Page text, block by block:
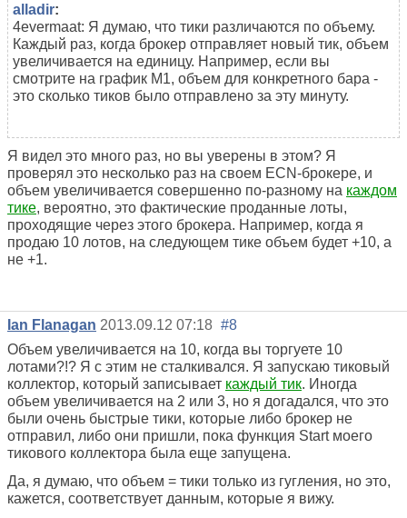
alladir:
4evermaat: Я думаю, что тики различаются по объему.
Каждый раз, когда брокер отправляет новый тик, объем
увеличивается на единицу. Например, если вы
смотрите на график M1, объем для конкретного бара -
это сколько тиков было отправлено за эту минуту.
Я видел это много раз, но вы уверены в этом? Я
проверял это несколько раз на своем ECN-брокере, и
объем увеличивается совершенно по-разному на каждом
тике, вероятно, это фактические проданные лоты,
проходящие через этого брокера. Например, когда я
продаю 10 лотов, на следующем тике объем будет +10, а
не +1.
Ian Flanagan 2013.09.12 07:18 #8
Объем увеличивается на 10, когда вы торгуете 10
лотами?!? Я с этим не сталкивался. Я запускаю тиковый
коллектор, который записывает каждый тик. Иногда
объем увеличивается на 2 или 3, но я догадался, что это
были очень быстрые тики, которые либо брокер не
отправил, либо они пришли, пока функция Start моего
тикового коллектора была еще запущена.
Да, я думаю, что объем = тики только из гугления, но это,
кажется, соответствует данным, которые я вижу.